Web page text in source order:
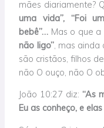
mães diariamente?
uma vida”, “Foi
bebê”… Mas o que a
não ligo”, mas ainda
são cristãos, filhos
não O ouço, não O
João 10:27 diz: “As
Eu as conheço, e